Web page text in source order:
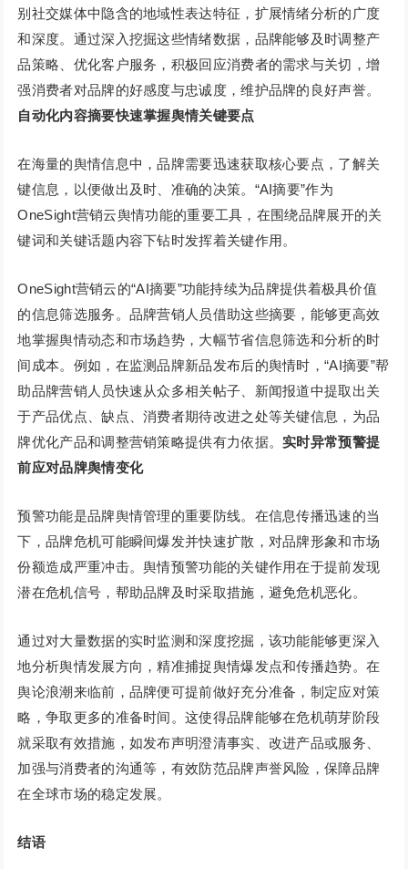
别社交媒体中隐含的地域性表达特征，扩展情绪分析的广度
和深度。通过深入挖掘这些情绪数据，品牌能够及时调整产
品策略、优化客户服务，积极回应消费者的需求与关切，增
强消费者对品牌的好感度与忠诚度，维护品牌的良好声誉。
自动化内容摘要快速掌握舆情关键要点
在海量的舆情信息中，品牌需要迅速获取核心要点，了解关
键信息，以便做出及时、准确的决策。“AI摘要”作为
OneSight营销云舆情功能的重要工具，在围绕品牌展开的关
键词和关键话题内容下钻时发挥着关键作用。
OneSight营销云的“AI摘要”功能持续为品牌提供着极具价值
的信息筛选服务。品牌营销人员借助这些摘要，能够更高效
地掌握舆情动态和市场趋势，大幅节省信息筛选和分析的时
间成本。例如，在监测品牌新品发布后的舆情时，“AI摘要”帮
助品牌营销人员快速从众多相关帖子、新闻报道中提取出关
于产品优点、缺点、消费者期待改进之处等关键信息，为品
牌优化产品和调整营销策略提供有力依据。实时异常预警提
前应对品牌舆情变化
预警功能是品牌舆情管理的重要防线。在信息传播迅速的当
下，品牌危机可能瞬间爆发并快速扩散，对品牌形象和市场
份额造成严重冲击。舆情预警功能的关键作用在于提前发现
潜在危机信号，帮助品牌及时采取措施，避免危机恶化。
通过对大量数据的实时监测和深度挖掘，该功能能够更深入
地分析舆情发展方向，精准捕捉舆情爆发点和传播趋势。在
舆论浪潮来临前，品牌便可提前做好充分准备，制定应对策
略，争取更多的准备时间。这使得品牌能够在危机萌芽阶段
就采取有效措施，如发布声明澄清事实、改进产品或服务、
加强与消费者的沟通等，有效防范品牌声誉风险，保障品牌
在全球市场的稳定发展。
结语